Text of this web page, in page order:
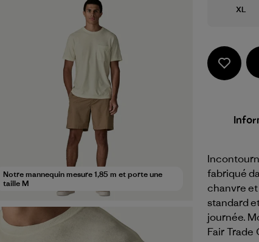
Notre mannequin mesure 1,85 m et porte une
taille M
Taille
XL
fabriqué
chanvre
standard
journée.
Fair Trade